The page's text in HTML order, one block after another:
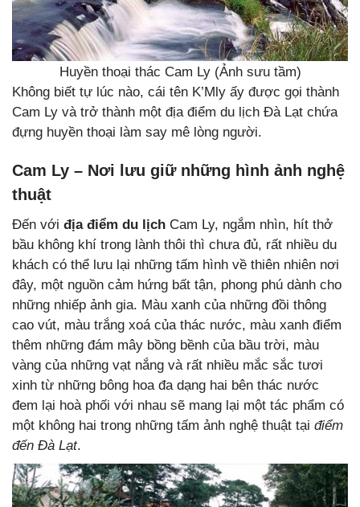
Huyền thoại thác Cam Ly (Ảnh sưu tầm)
Không biết tự lúc nào, cái tên K’Mly ấy được gọi thành
Cam Ly và trở thành một địa điểm du lịch Đà Lạt chứa
đựng huyền thoại làm say mê lòng người.
Cam Ly – Nơi lưu giữ những hình ảnh nghệ
thuật
Đến với địa điểm du lịch Cam Ly, ngắm nhìn, hít thở
bầu không khí trong lành thôi thì chưa đủ, rất nhiều du
khách có thể lưu lại những tấm hình về thiên nhiên nơi
đây, một nguồn cảm hứng bất tận, phong phú dành cho
những nhiếp ảnh gia. Màu xanh của những đồi thông
cao vút, màu trắng xoá của thác nước, màu xanh điểm
thêm những đám mây bồng bềnh của bầu trời, màu
vàng của những vạt nắng và rất nhiều mắc sắc tươi
xinh từ những bông hoa đa dạng hai bên thác nước
đem lại hoà phối với nhau sẽ mang lại một tác phẩm có
một không hai trong những tấm ảnh nghệ thuật tại điểm
đến Đà Lạt.